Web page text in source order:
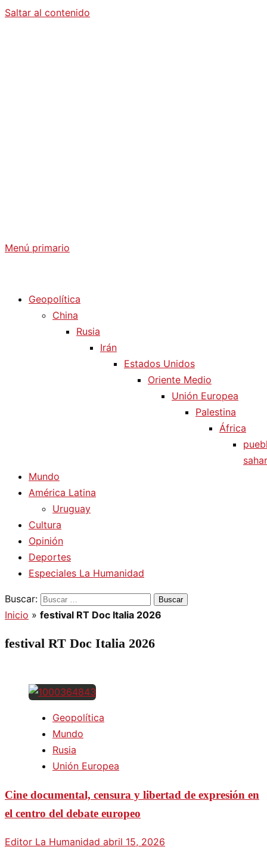
Saltar al contenido
Menú primario
Geopolítica
China
Rusia
Irán
Estados Unidos
Oriente Medio
Unión Europea
Palestina
África
Mundo
América Latina
Uruguay
Cultura
Opinión
Deportes
Especiales La Humanidad
Buscar:
Inicio » festival RT Doc Italia 2026
festival RT Doc Italia 2026
Geopolítica
Mundo
Rusia
Unión Europea
Cine documental, censura y libertad de expresión en
el centro del debate europeo
Editor La Humanidad abril 15, 2026